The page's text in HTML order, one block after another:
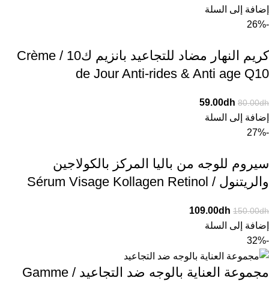
إضافة إلى السلة
-26%
كريم النهار مضاد للتجاعيد بانزيم ك10 / Crème
de Jour Anti-rides & Anti age Q10
80.00dh
59.00dh
إضافة إلى السلة
-27%
سيروم للوجه من باليا المركز بالكولاجين
والريتنول / Sérum Visage Kollagen Retinol
150.00dh
109.00dh
إضافة إلى السلة
-32%
مجموعة العناية بالوجه ضد التجاعيد / Gamme